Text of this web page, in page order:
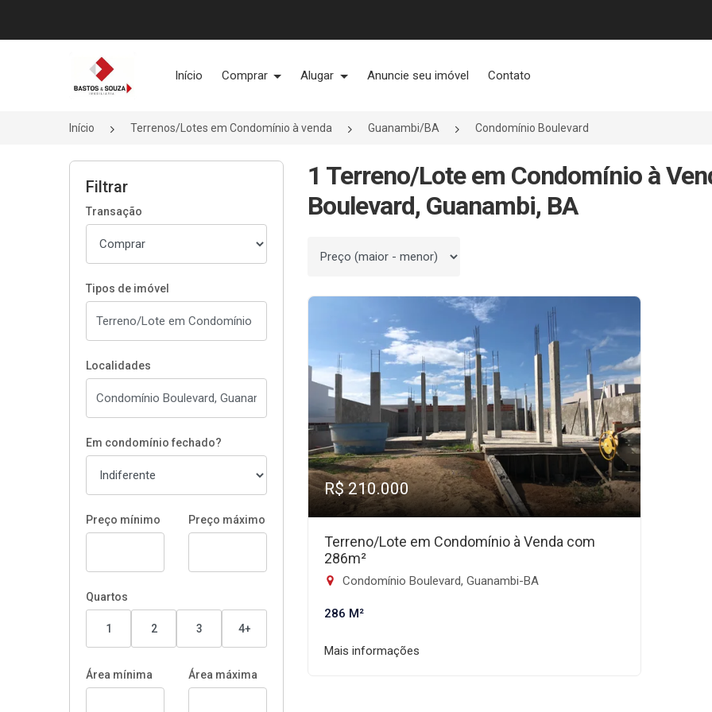
Página inicial
Início Comprar Alugar Anuncie seu imóvel Contato
Início Terrenos/Lotes em Condomínio à venda Guanambi/BA Condomínio Boulevard
Filtrar
Transação
Tipos de imóvel
Localidades
Em condomínio fechado?
Preço mínimo Preço máximo
Quartos
1 2 3 4+
Área mínima Área máxima
1 Terreno/Lote em Condomínio à
Boulevard, Guanambi, BA
Ordenar por
R$ 210.000
Terreno/Lote em Condomínio à Venda com
286m²
Condomínio Boulevard, Guanambi-BA
286 M²
Mais informações